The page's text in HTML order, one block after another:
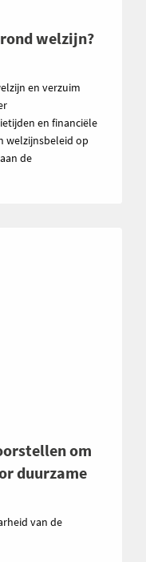
welzijn?
en verzuim
en financiële
welzijnsbeleid op
de
om
duurzame
van de